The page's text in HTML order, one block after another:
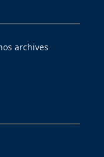
archives